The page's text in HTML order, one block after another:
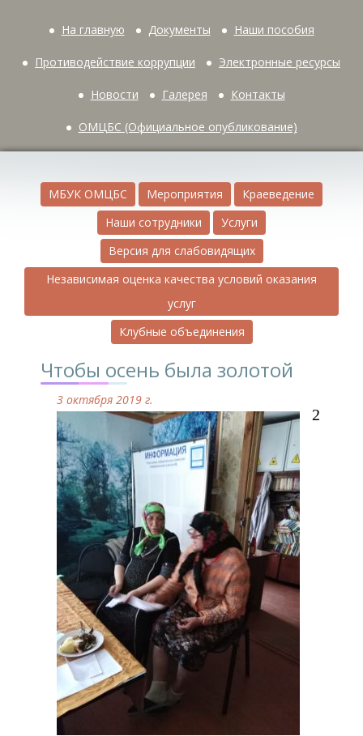
На главную Документы Наши пособия
Противодействие коррупции Электронные ресурсы
Новости Галерея Контакты
ОМЦБС (Официальное опубликование)
МБУК ОМЦБС Мероприятия
Краеведение
Наши сотрудники
Услуги
Версия для слабовидящих
Независимая оценка качества условий оказания
услуг
Клубные объединения
Чтобы осень была золотой
3 октября 2019 г.
2